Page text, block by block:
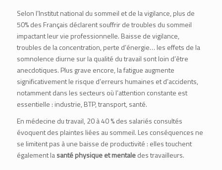
Selon l’Institut national du sommeil et de la vigilance, plus de
50% des Français déclarent souffrir de troubles du sommeil
impactant leur vie professionnelle. Baisse de vigilance,
troubles de la concentration, perte d’énergie… les effets de la
somnolence diurne sur la qualité du travail sont loin d’être
anecdotiques. Plus grave encore, la fatigue augmente
significativement le risque d’erreurs humaines et d’accidents,
notamment dans les secteurs où l’attention constante est
essentielle : industrie, BTP, transport, santé.
En médecine du travail, 20 à 40 % des salariés consultés
évoquent des plaintes liées au sommeil. Les conséquences ne
se limitent pas à une baisse de productivité : elles touchent
également lasanté physique et mentaledes travailleurs.